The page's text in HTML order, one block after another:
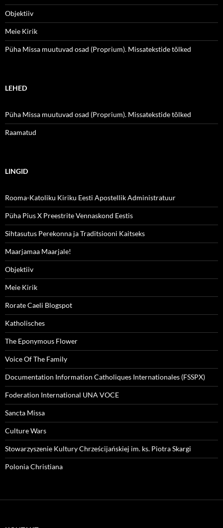
Objektiiv
Meie Kirik
Püha Missa muutuvad osad (Proprium). Missatekstide tõlked
LEHED
Püha Missa muutuvad osad (Proprium). Missatekstide tõlked
Raamatud
LINGID
Rooma-Katoliku Kiriku Eesti Apostellik Administratuur
Püha Pius X Preestrite Vennaskond Eestis
Sihtasutus Perekonna ja Traditsiooni Kaitseks
Maarjamaa Maarjale!
Objektiiv
Meie Kirik
Rorate Caeli Blogspot
Katholisches
The Eponymous Flower
Voice Of The Family
Documentation Information Catholiques Internationales (FSSPX)
Foderation International UNA VOCE
Sancta Missa
Culture Wars
Stowarzyszenie Kultury Chrześcijańskiej im. ks. Piotra Skargi
Polonia Christiana